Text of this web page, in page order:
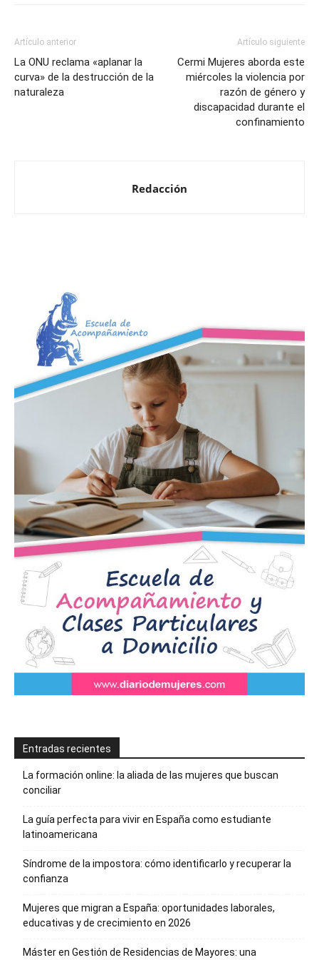
Artículo anterior
La ONU reclama «aplanar la
curva» de la destrucción de la
naturaleza
Artículo siguiente
Cermi Mujeres aborda este
miércoles la violencia por
razón de género y
discapacidad durante el
confinamiento
Redacción
Entradas recientes
La formación online: la aliada de las mujeres que buscan
conciliar
La guía perfecta para vivir en España como estudiante
latinoamericana
Síndrome de la impostora: cómo identificarlo y recuperar la
confianza
Mujeres que migran a España: oportunidades laborales,
educativas y de crecimiento en 2026
Máster en Gestión de Residencias de Mayores: una